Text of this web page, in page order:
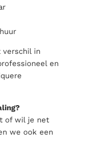
verschil in
en
of wil je net
we ook een